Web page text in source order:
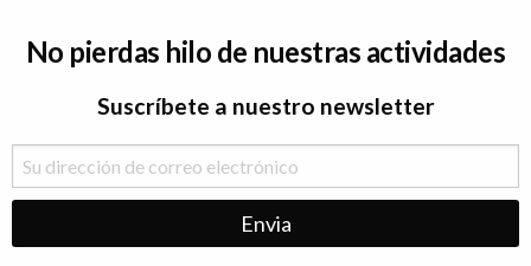
No pierdas hilo de nuestras actividades
Suscríbete a nuestro newsletter